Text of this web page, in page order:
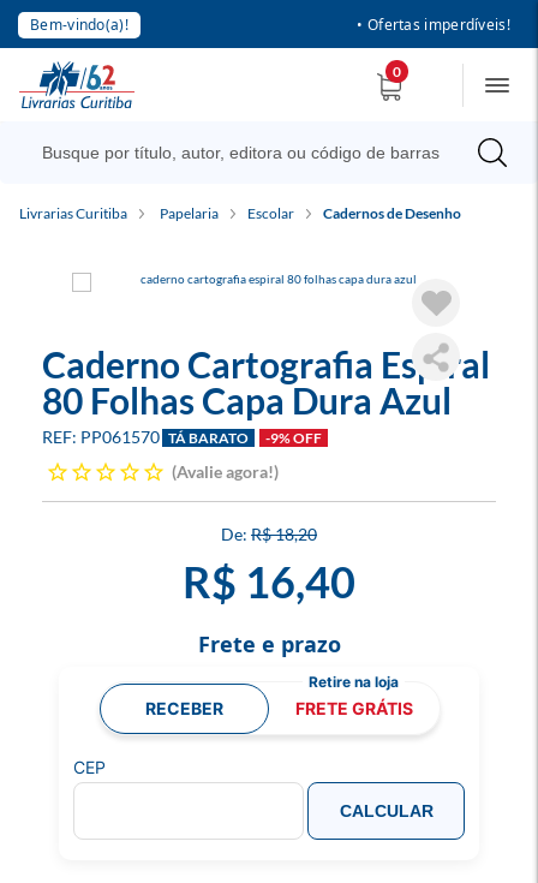
Bem-vindo(a)! • Ofertas imperdíveis!
0
Livrarias Curitiba Papelaria Escolar Cadernos de Desenho
Caderno Cartografia Espiral
80 Folhas Capa Dura Azul
PP061570 TÁ BARATO -9% OFF
Avalie agora!
R$ 18,20
R$ 16,40
Frete e prazo
RECEBER FRETE GRÁTIS
CEP
CALCULAR